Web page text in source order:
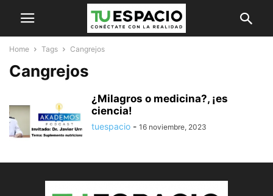
Home Tags Cangrejos
Cangrejos
¿Milagros o medicina?, ¡es
ciencia!
tuespacio - 16 noviembre, 2023